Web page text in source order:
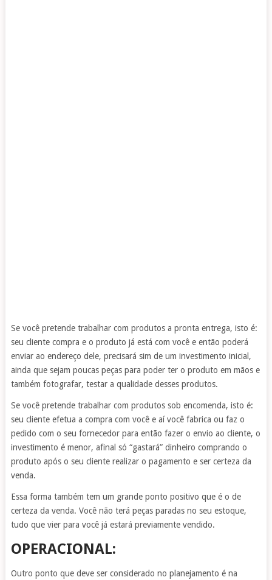
Se você pretende trabalhar com produtos a pronta entrega, isto é:
seu cliente compra e o produto já está com você e então poderá
enviar ao endereço dele, precisará sim de um investimento inicial,
ainda que sejam poucas peças para poder ter o produto em mãos e
também fotografar, testar a qualidade desses produtos.
Se você pretende trabalhar com produtos sob encomenda, isto é:
seu cliente efetua a compra com você e aí você fabrica ou faz o
pedido com o seu fornecedor para então fazer o envio ao cliente, o
investimento é menor, afinal só “gastará” dinheiro comprando o
produto após o seu cliente realizar o pagamento e ser certeza da
venda.
Essa forma também tem um grande ponto positivo que é o de
certeza da venda. Você não terá peças paradas no seu estoque,
tudo que vier para você já estará previamente vendido.
OPERACIONAL:
Outro ponto que deve ser considerado no planejamento é na